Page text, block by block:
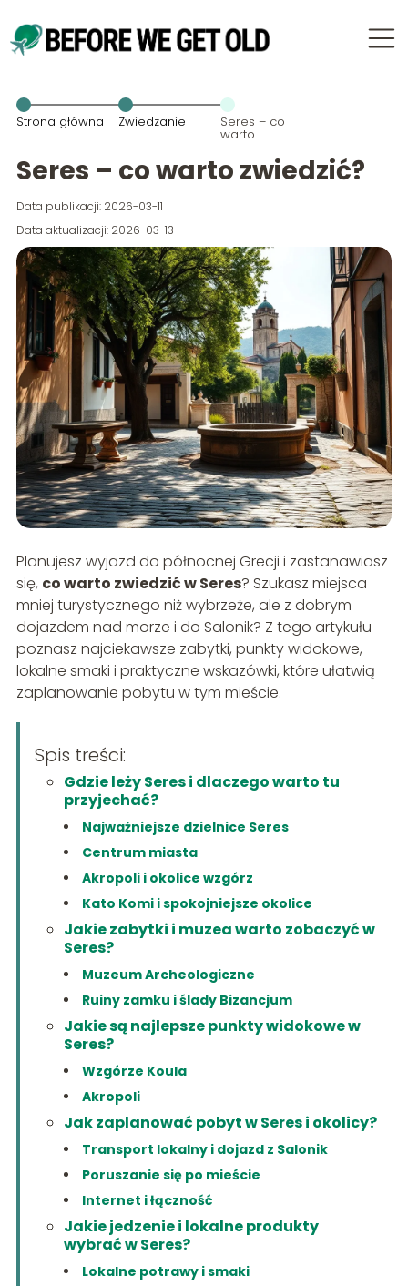
Strona główna Zwiedzanie Seres – co
warto
Seres – co warto zwiedzić?
Data publikacji: 2026-03-11
Data aktualizacji: 2026-03-13
Planujesz wyjazd do północnej Grecji i zastanawiasz
się, co warto zwiedzić w Seres? Szukasz miejsca
mniej turystycznego niż wybrzeże, ale z dobrym
dojazdem nad morze i do Salonik? Z tego artykułu
poznasz najciekawsze zabytki, punkty widokowe,
lokalne smaki i praktyczne wskazówki, które ułatwią
zaplanowanie pobytu w tym mieście.
Spis treści:
Gdzie leży Seres i dlaczego warto tu
przyjechać?
Najważniejsze dzielnice Seres
Centrum miasta
Akropoli i okolice wzgórz
Kato Komi i spokojniejsze okolice
Jakie zabytki i muzea warto zobaczyć w
Seres?
Muzeum Archeologiczne
Ruiny zamku i ślady Bizancjum
Jakie są najlepsze punkty widokowe w
Seres?
Wzgórze Koula
Akropoli
Jak zaplanować pobyt w Seres i okolicy?
Transport lokalny i dojazd z Salonik
Poruszanie się po mieście
Internet i łączność
Jakie jedzenie i lokalne produkty
wybrać w Seres?
Lokalne potrawy i smaki